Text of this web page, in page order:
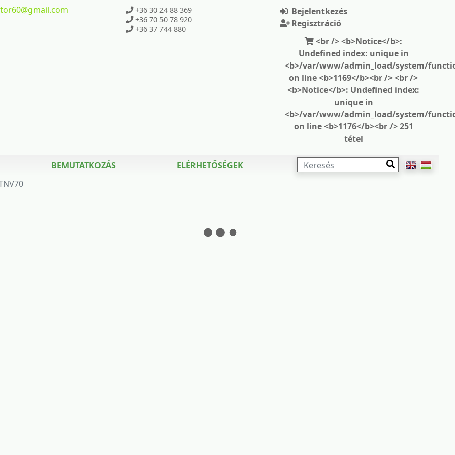
@gmail.com
+36 30 24 88 369
+36 70 50 78 920
+36 37 744 880
Bejelentkezés
Regisztráció
<br /> <b>Notice</b>:
Undefined index: unique in
<b>/var/www/admin_load/system/
on line <b>1169</b><br /> <br />
<b>Notice</b>: Undefined index:
unique in
<b>/var/www/admin_load/system/
on line <b>1176</b><br /> 251
tétel
BEMUTATKOZÁS ELÉRHETŐSÉGEK
KERESÉS